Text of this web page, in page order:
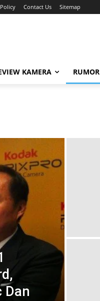
Contact Us Sitemap
KAMERA
Dan